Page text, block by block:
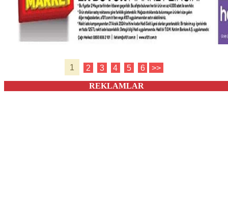
1 2 3 4 5 6 >>
REKLAMLAR